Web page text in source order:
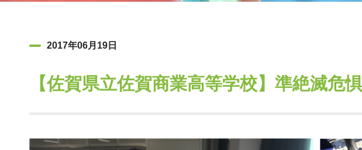
2017年06月19日
【佐賀県立佐賀商業高等学校】準絶滅危